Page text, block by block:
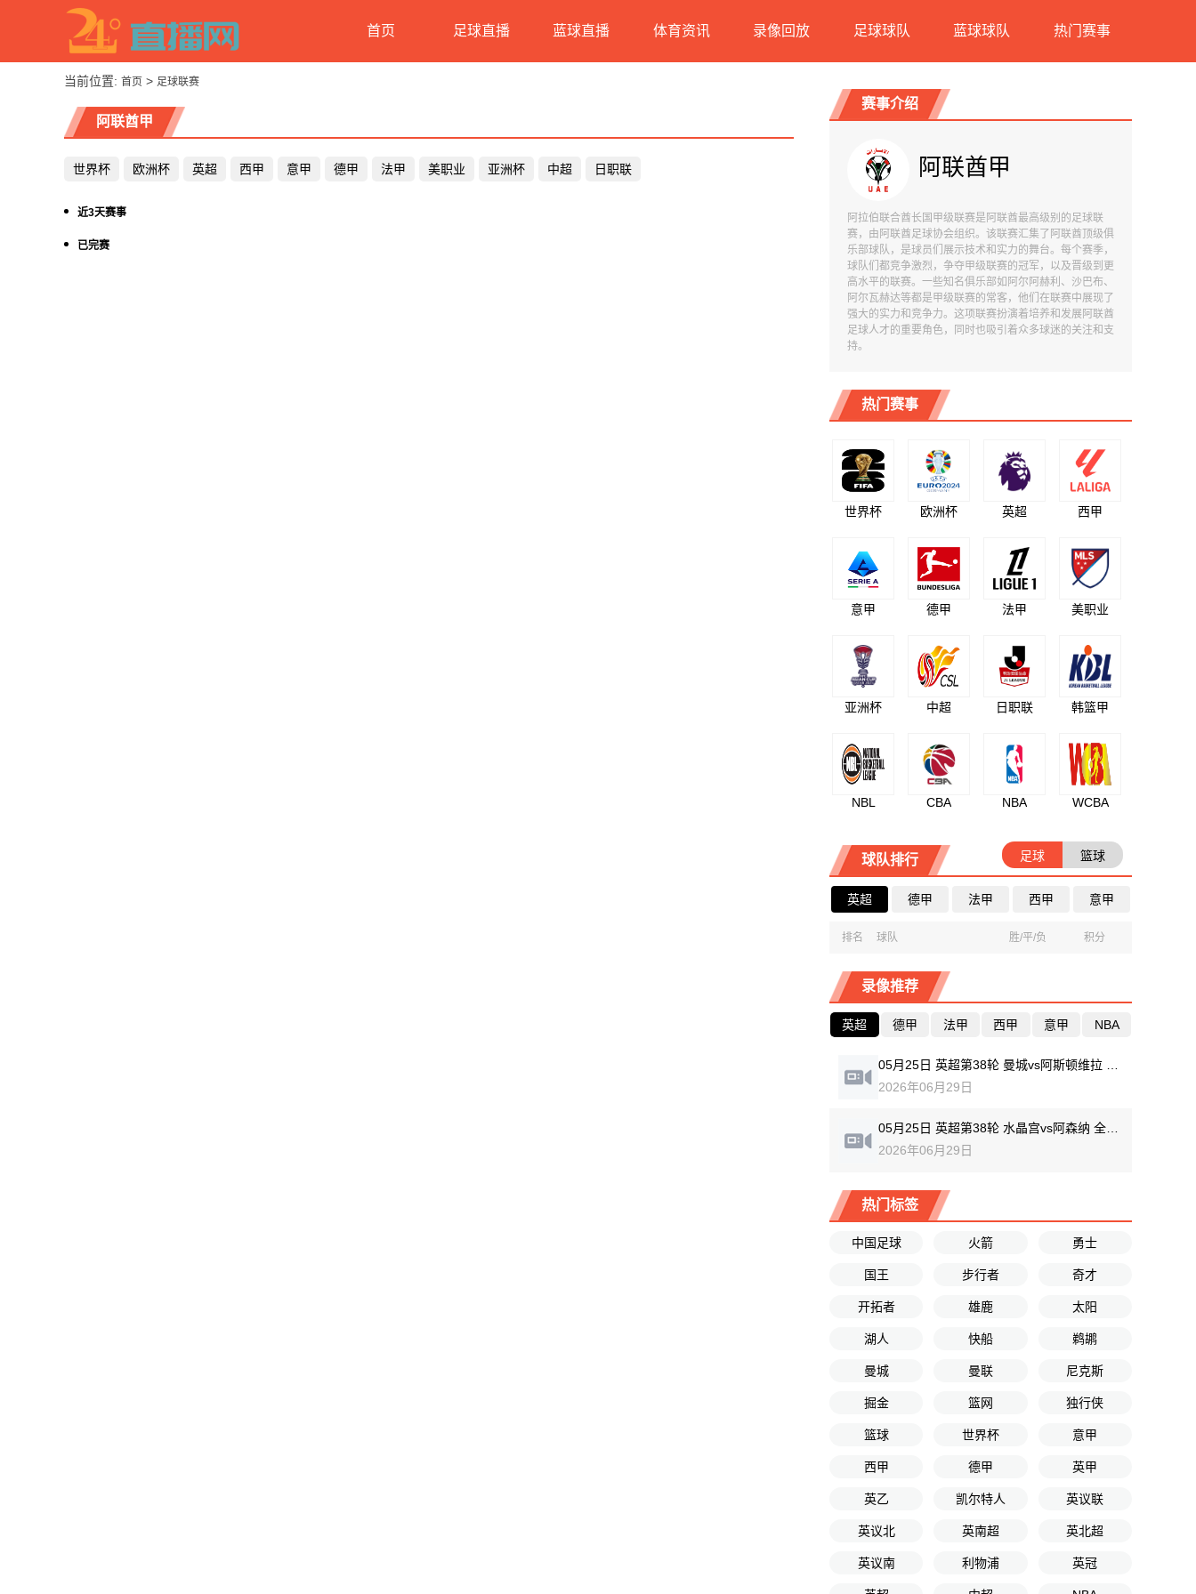
首页 足球直播 蓝球直播 体育资讯 录像回放 足球球队 蓝球球队 热门赛事
当前位置: 首页 > 足球联赛
阿联酋甲
世界杯 欧洲杯 英超 西甲 意甲 德甲 法甲 美职业 亚洲杯 中超 日职联
近3天赛事
已完赛
赛事介绍
阿联酋甲
阿拉伯联合酋长国甲级联赛是阿联酋最高级别的足球联
赛，由阿联酋足球协会组织。该联赛汇集了阿联酋顶级俱
乐部球队，是球员们展示技术和实力的舞台。每个赛季，
球队们都竞争激烈，争夺甲级联赛的冠军，以及晋级到更
高水平的联赛。一些知名俱乐部如阿尔阿赫利、沙巴布、
阿尔瓦赫达等都是甲级联赛的常客，他们在联赛中展现了
强大的实力和竞争力。这项联赛扮演着培养和发展阿联酋
足球人才的重要角色，同时也吸引着众多球迷的关注和支
持。
热门赛事
世界杯 欧洲杯 英超 西甲
意甲 德甲 法甲 美职业
亚洲杯 中超 日职联 韩篮甲
NBL CBA NBA WCBA
球队排行 足球 篮球
英超 德甲 法甲 西甲 意甲
排名 球队 胜/平/负 积分
录像推荐
英超 德甲 法甲 西甲 意甲 NBA
2026年06月29日
05月25日 英超第38轮 水晶宫vs阿森纳 全场录像回放
2026年06月29日
热门标签
中国足球 火箭 勇士
国王 步行者 奇才
开拓者 雄鹿 太阳
湖人 快船 鹈鹕
曼城 曼联 尼克斯
掘金 篮网 独行侠
篮球 世界杯 意甲
西甲 德甲 英甲
英乙 凯尔特人 英议联
英议北 英南超 英北超
英议南 利物浦 英冠